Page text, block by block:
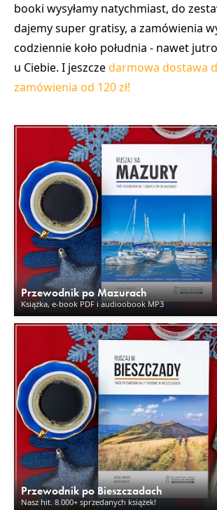
booki wysyłamy natychmiast, do
dajemy super gratisy, a zamówienia
codziennie koło południa - nawet
u Ciebie. I jeszczedarmowa dostawa
zamówienia od 120 zł!
Przewodnik po Mazurach
Książka, e-book PDF i audioobook MP3
Przewodnik po Bieszczadach
Nasz hit. 8.000+ sprzedanych książek!